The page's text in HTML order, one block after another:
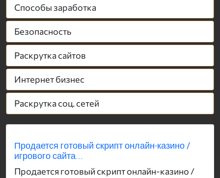
Способы заработка
Безопасность
Раскрутка сайтов
Интернет бизнес
Раскрутка соц. сетей
Продается готовый скрипт онлайн-казино /
игрового сайта...
Продается готовый скрипт онлайн-казино /